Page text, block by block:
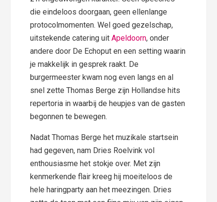
die eindeloos doorgaan, geen ellenlange
protocolmomenten. Wel goed gezelschap,
uitstekende catering uitApeldoorn, onder
andere door De Echoput en een setting waarin
je makkelijk in gesprek raakt. De
burgermeester kwam nog even langs en al
snel zette Thomas Berge zijn Hollandse hits
repertoria in waarbij de heupjes van de gasten
begonnen te bewegen.
Nadat Thomas Berge het muzikale startsein
had gegeven, nam Dries Roelvink vol
enthousiasme het stokje over. Met zijn
kenmerkende flair kreeg hij moeiteloos de
hele haringparty aan het meezingen. Dries